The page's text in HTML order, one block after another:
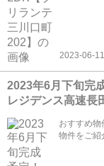
2023-06-11
2023年6月下旬完
レジデンス高速長
おすすめ
物件をご紹